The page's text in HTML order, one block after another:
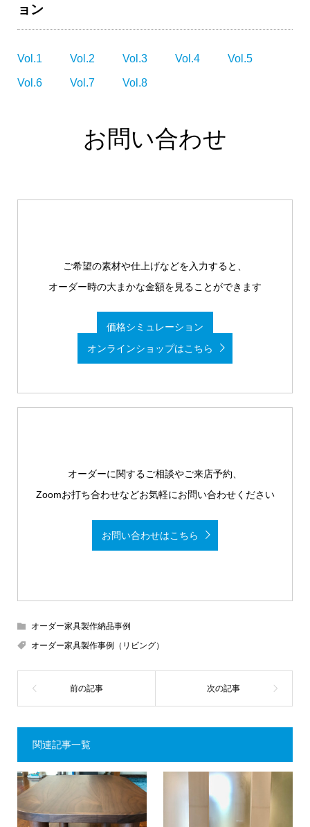
ョン
Vol.1 Vol.2 Vol.3 Vol.4 Vol.5
Vol.6 Vol.7 Vol.8
お問い合わせ
ご希望の素材や仕上げなどを入力すると、
オーダー時の大まかな金額を見ることができます
価格シミュレーション
オンラインショップはこちら
オーダーに関するご相談やご来店予約、
Zoomお打ち合わせなどお気軽にお問い合わせください
お問い合わせはこちら
オーダー家具製作納品事例
オーダー家具製作事例（リビング）
関連記事一覧